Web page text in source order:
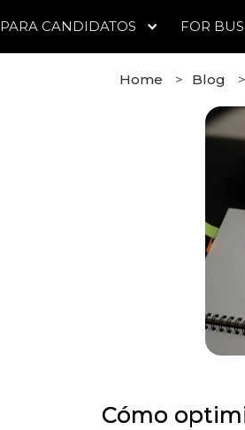
PARA CANDIDATOS FOR
Home > Blog >
Cómo